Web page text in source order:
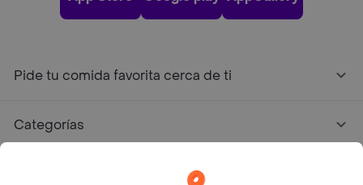
Pide tu comida favorita cerca de ti
Categorías